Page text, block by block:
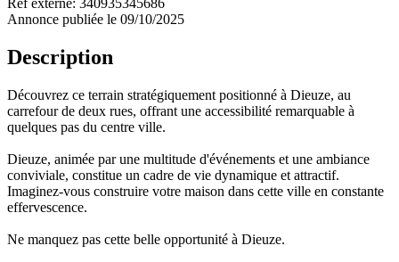
Annonce publiée le 09/10/2025
Description
Découvrez ce terrain stratégiquement positionné à Dieuze, au
carrefour de deux rues, offrant une accessibilité remarquable à
quelques pas du centre ville.
Dieuze, animée par une multitude d'événements et une ambiance
conviviale, constitue un cadre de vie dynamique et attractif.
Imaginez-vous construire votre maison dans cette ville en constante
effervescence.
Ne manquez pas cette belle opportunité à Dieuze.